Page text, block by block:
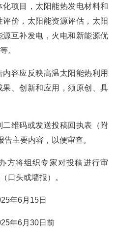
项目，太阳能热发电材料和
价，太阳能资源评估，太阳
互补发电，火电和新能源优
。
容应反映高温太阳能热利用
、创新和应用，须原创、具
维码或发送投稿回执表（附
主要内容，以便审查。
将组织专家对投稿进行审
口头或墙报）。
年6月15日
年6月30日前